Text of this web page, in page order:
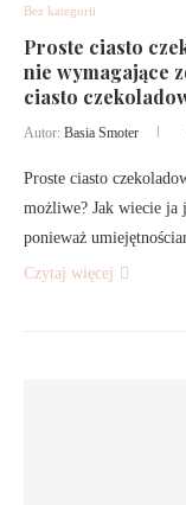
Bez kategorii
Proste ciasto
nie wymagające
ciasto
Autor: Basia Smoter
Proste ciasto
możliwe? Jak wiecie ja
ponieważ
Czytaj więcej